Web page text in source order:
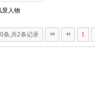
景人物
条,共2条记录 1